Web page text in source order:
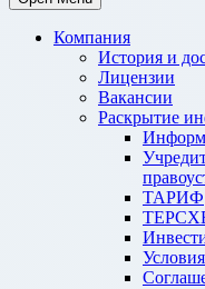
Компания
История и
Лицензии
Вакансии
Раскрытие
ТАРИФ